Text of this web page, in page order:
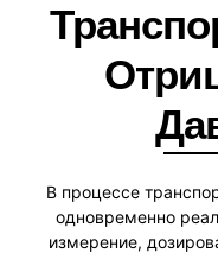
В процессе
одновременно
измерение,